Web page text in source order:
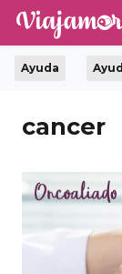
Ayuda
cancer